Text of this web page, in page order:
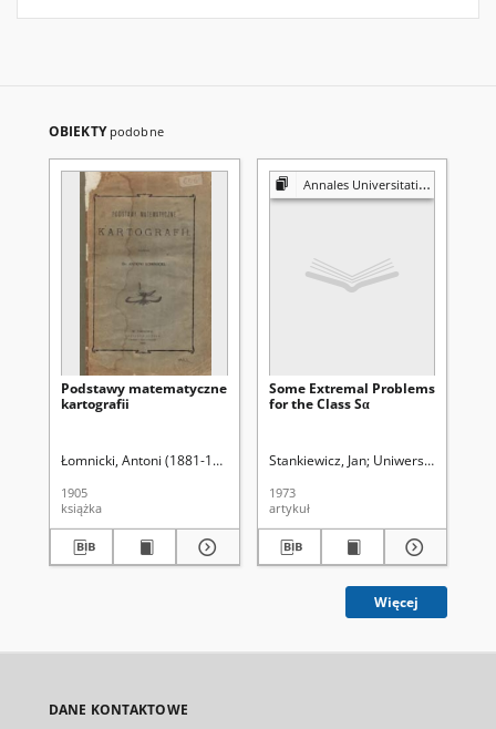
OBIEKTY podobne
Podstawy matematyczne
kartografii
Łomnicki, Antoni (1881-1941)
1905
książka
Annales Universitatis Mariae Curie-Skłodowska. Sectio A, Mathematica
Some Extremal Problems
for the Class S‪α
Stankiewicz, Jan Uniwersytet Marii
1973
artykuł
Więcej
DANE KONTAKTOWE